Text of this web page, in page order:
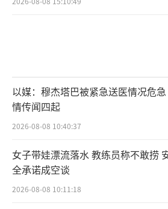
原状。如果不回弹或回弹很
果摸不到细小毛片或者感觉
充物可能不是羽绒，而是粉
品。
第三步可以拍、搓羽绒
出或钻绒明显，则表明产品
最后，可以通过嗅觉判
以媒：穆杰塔巴被紧急送医情况危
情传闻四起
2026-08-08 10:40:37
女子带娃漂流落水 教练员称不敢捞
全承诺成空谈
2026-08-08 10:11:18